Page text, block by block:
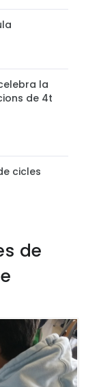
la
de 4t
cicles
de